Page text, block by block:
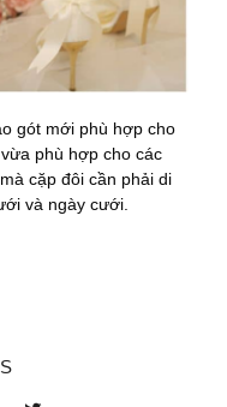
gót mới phù hợp cho
phù hợp cho các
cặp đôi cần phải di
và ngày cưới.